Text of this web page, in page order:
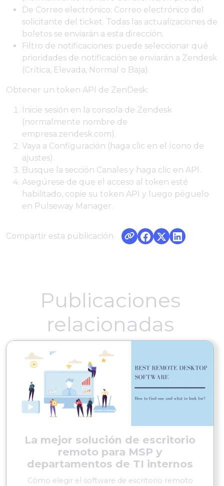
De Correo electrónico: Correo electrónico del
solicitante del ticket. Todas las actualizaciones de
boletos se enviarán a esta dirección.
Filtro de notificaciones: puede seleccionar qué
prioridades de notificación se enviarán a Zendesk
(Crítica, Elevada, Normal o Baja).
Obtener un token API de ZenDesk:
Inicie sesión en la consola de Zendesk
(normalmente nombre de
empresa.zendesk.com).
Vaya a Configuración (haga clic en el ícono de
ajustes).
Busque la sección Canales y haga clic en API.
Asegúrese de que el acceso al token esté
habilitado, copie su token API y luego péguelo
en Pulseway Manager.
Compartir esta publicación
Publicaciones
relacionadas
La mejor solución de escritorio
remoto para MSP y
departamentos de TI internos
Cómo elegir el software de escritorio remoto